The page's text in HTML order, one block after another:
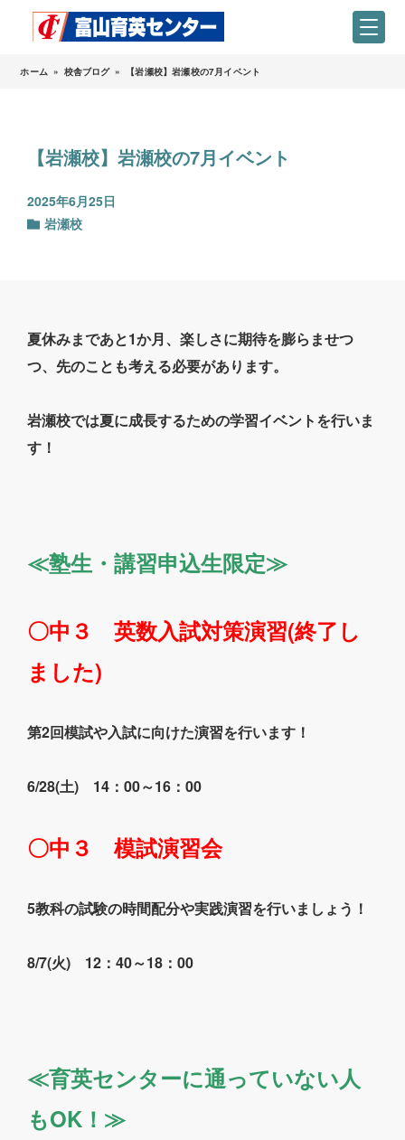
ホーム » 校舎ブログ » 【岩瀬校】岩瀬校の7月イベント
【岩瀬校】岩瀬校の7月イベント
2025年6月25日
岩瀬校
夏休みまであと1か月、楽しさに期待を膨らませつ
つ、先のことも考える必要があります。
岩瀬校では夏に成長するための学習イベントを行いま
す！
≪塾生・講習申込生限定≫
〇中３ 英数入試対策演習(終了し
ました)
第2回模試や入試に向けた演習を行います！
6/28(土) 14：00～16：00
〇中３ 模試演習会
5教科の試験の時間配分や実践演習を行いましょう！
8/7(火) 12：40～18：00
≪育英センターに通っていない人
もOK！≫